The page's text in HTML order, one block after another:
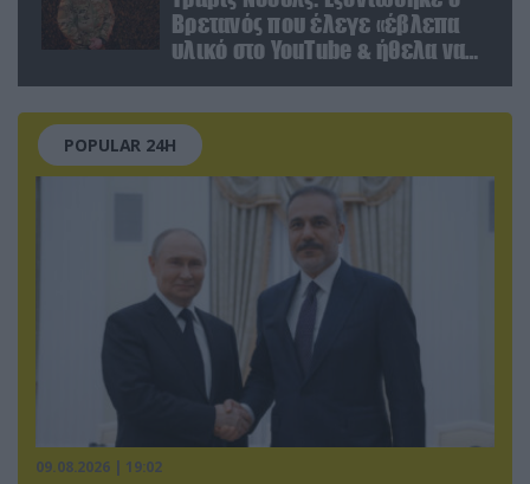
Βρετανός που έλεγε «έβλεπα
υλικό στο YouTube & ήθελα να
POPULAR 24H
09.08.2026 | 19:02